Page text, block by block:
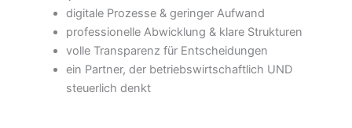
digitale Prozesse & geringer Aufwand
professionelle Abwicklung & klare Strukturen
volle Transparenz für Entscheidungen
ein Partner, der betriebswirtschaftlich UND
steuerlich denkt